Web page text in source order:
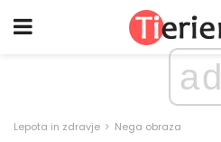
ad
Lepota in zdravje Nega obraza